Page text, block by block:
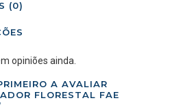
(0)
opiniões ainda.
A AVALIAR
FLORESTAL FAE